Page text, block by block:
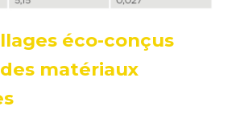
éco-conçus
matériaux